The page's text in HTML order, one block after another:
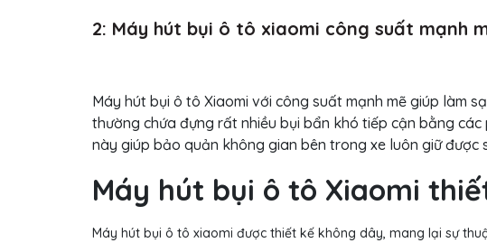
2: Máy hút bụi ô tô xiaomi công suất mạnh
Máy hút bụi ô tô Xiaomi với công suất mạnh mẽ giúp làm
thường chứa đựng rất nhiều bụi bẩn khó tiếp cận bằng
này giúp bảo quản không gian bên trong xe luôn giữ được
Máy hút bụi ô tô Xiaomi
Máy hút bụi ô tô xiaomi được thiết kế không dây, mang lại sự